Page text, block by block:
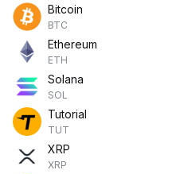
Bitcoin
BTC
Ethereum
ETH
Solana
SOL
Tutorial
TUT
XRP
XRP